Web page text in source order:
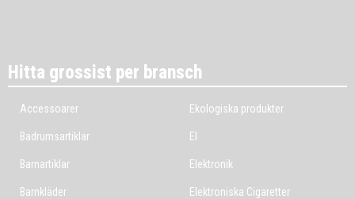
Hitta grossist per bransch
Accessoarer
Badrumsartiklar
Barnartiklar
Barnkläder
Ekologiska produkter
El
Elektronik
Elektroniska Cigaretter